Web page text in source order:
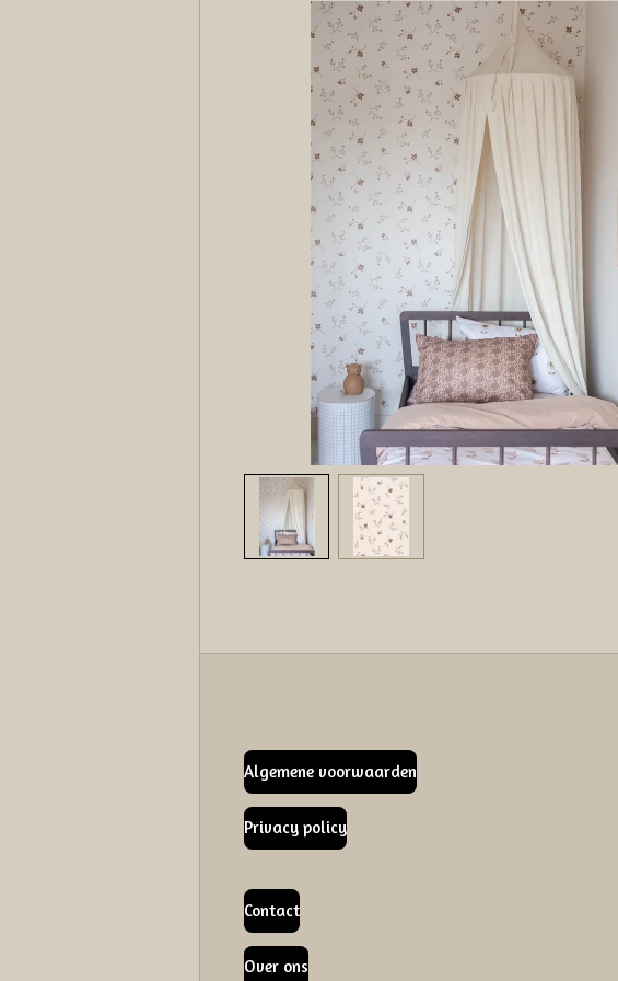
Algemene voorwaarden
Privacy policy
Contact
Over ons